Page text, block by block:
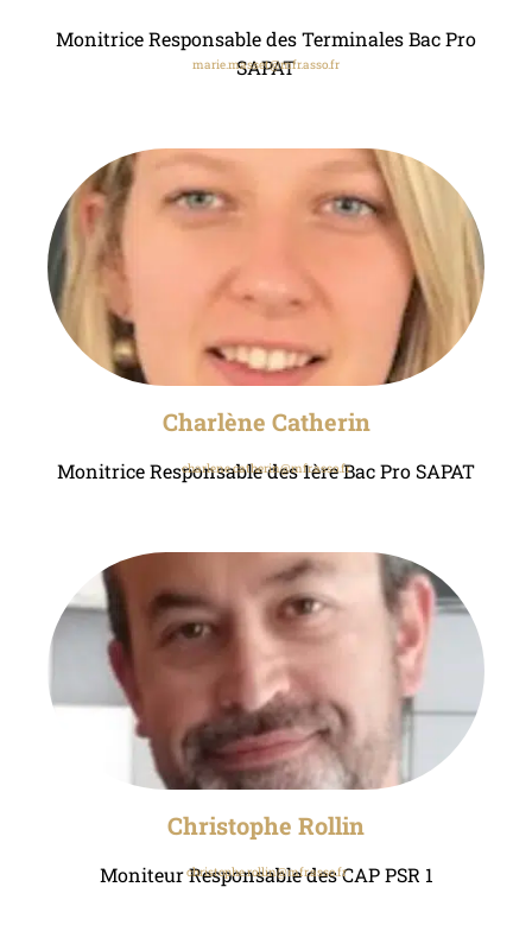
Monitrice Responsable des Terminales Bac Pro
SAPAT
marie.masset@mfr.asso.fr
Charlène Catherin
Monitrice Responsable des 1ère Bac Pro SAPAT
charlene.catherin@mfr.asso.fr
Christophe Rollin
Moniteur Responsable des CAP PSR 1
christophe.rollin@mfr.asso.fr